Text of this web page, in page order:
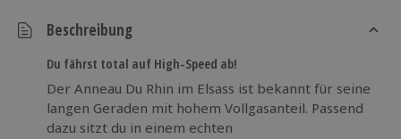
Beschreibung
Du fährst total auf High-Speed ab!
Der Anneau Du Rhin im Elsass ist bekannt für seine
langen Geraden mit hohem Vollgasanteil. Passend
dazu sitzt du in einem echten